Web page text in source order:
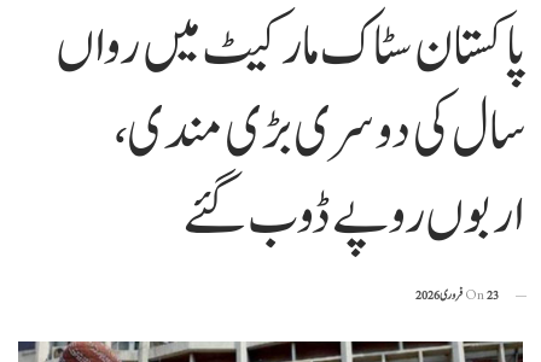
پاکستان سٹاک مارکیٹ میں رواں
سال کی دوسری بڑی مندی،
اربوں روپے ڈوب گئے
On23 فروری 2026